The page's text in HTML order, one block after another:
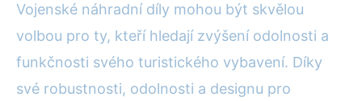
Vojenské náhradní díly mohou být skvělou
volbou pro ty, kteří hledají zvýšení odolnosti a
funkčnosti svého turistického vybavení. Díky
své robustnosti, odolnosti a designu pro